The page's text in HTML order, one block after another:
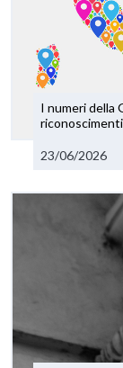
I numeri della Geografia #1 -
23/06/2026